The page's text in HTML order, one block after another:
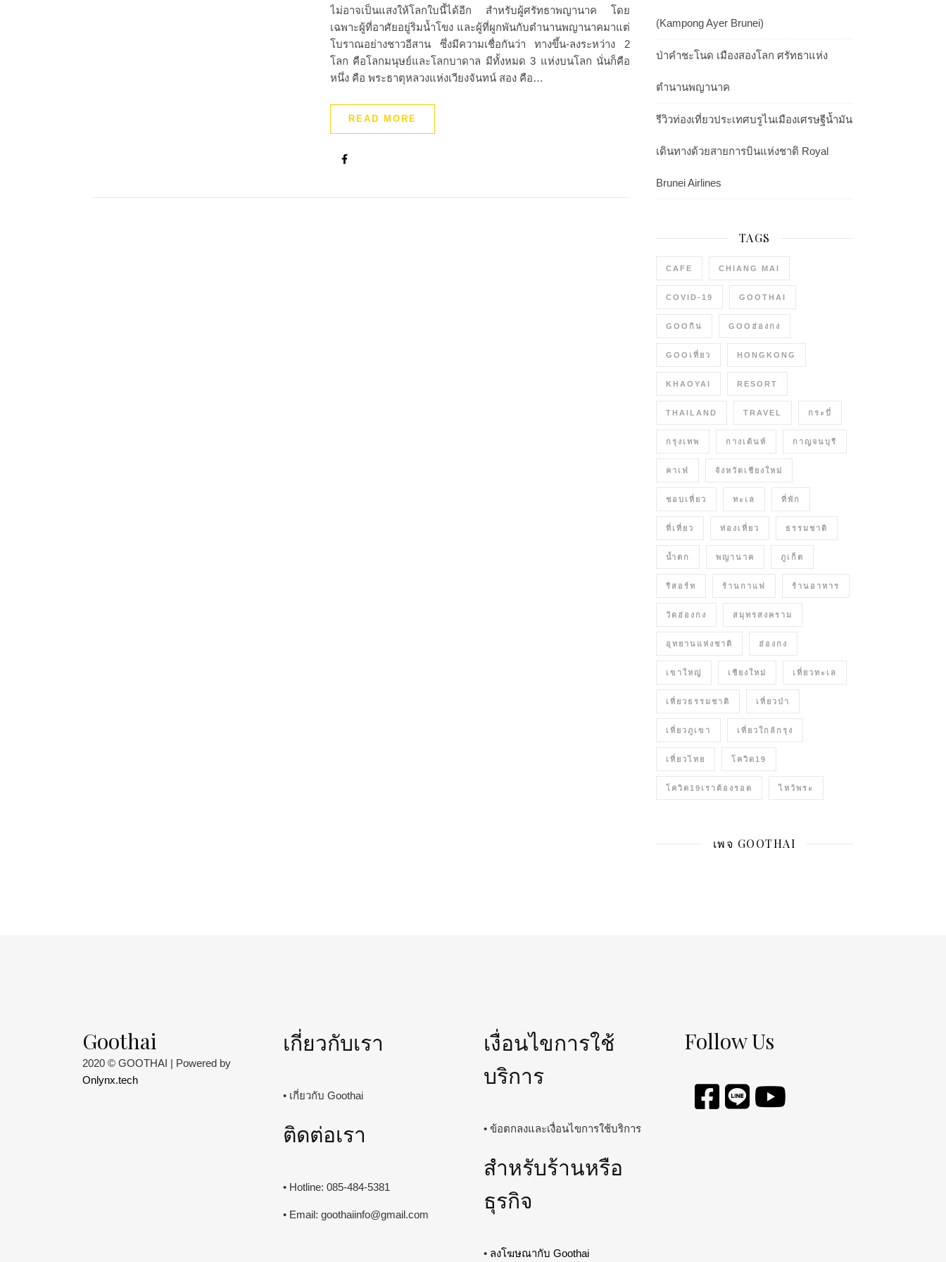
ไม่อาจเป็นแสงให้โลกใบนี้ได้อีก สำหรับผู้ศรัทธาพญานาค โดย
เฉพาะผู้ที่อาศัยอยู่ริมน้ำโขง และผู้ที่ผูกพันกับตำนานพญานาคมาแต่
โบราณอย่างชาวอีสาน ซึ่งมีความเชื่อกันว่า ทางขึ้น-ลงระหว่าง 2
โลก คือโลกมนุษย์และโลกบาดาล มีทั้งหมด 3 แห่งบนโลก นั่นก็คือ
หนึ่ง คือ พระธาตุหลวงแห่งเวียงจันทน์ สอง คือ…
READ MORE
(Kampong Ayer Brunei)
ป่าคำชะโนด เมืองสองโลก ศรัทธาแห่ง
ตำนานพญานาค
รีวิวท่องเที่ยวประเทศบรูไนเมืองเศรษฐีน้ำมัน
เดินทางด้วยสายการบินแห่งชาติ Royal
Brunei Airlines
TAGS
CAFE CHIANG MAI
COVID-19 GOOTHAI
GOOกิน GOOฮ่องกง
GOOเที่ยว HONGKONG
KHAOYAI RESORT
THAILAND TRAVEL กระบี่
กรุงเทพ กางเต้นท์ กาญจนบุรี
คาเฟ่ จังหวัดเชียงใหม่
ชอบเที่ยว ทะเล ที่พัก
ที่เที่ยว ท่องเที่ยว ธรรมชาติ
น้ำตก พญานาค ภูเก็ต
รีสอร์ท ร้านกาแฟ ร้านอาหาร
วัดฮ่องกง สมุทรสงคราม
อุทยานแห่งชาติ ฮ่องกง
เขาใหญ่ เชียงใหม่ เที่ยวทะเล
เที่ยวธรรมชาติ เที่ยวป่า
เที่ยวภูเขา เที่ยวใกล้กรุง
เที่ยวไทย โควิด19
โควิด19เราต้องรอด ไหว้พระ
เพจ GOOTHAI
Goothai
2020 © GOOTHAI | Powered by
Onlynx.tech
เกี่ยวกับเรา
• เกี่ยวกับ Goothai
ติดต่อเรา
• Hotline: 085-484-5381
• Email: goothaiinfo@gmail.com
เงื่อนไขการใช้
บริการ
• ข้อตกลงและเงื่อนไขการใช้บริการ
สำหรับร้านหรือ
ธุรกิจ
• ลงโฆษณากับ Goothai
Follow Us